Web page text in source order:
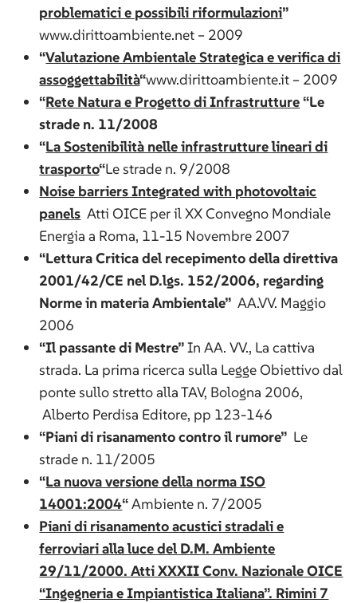
problematici e possibili riformulazioni”
www.dirittoambiente.net – 2009
“Valutazione Ambientale Strategica e verifica di
assoggettabilità“www.dirittoambiente.it – 2009
“Rete Natura e Progetto di Infrastrutture “Le
strade n. 11/2008
“La Sostenibilità nelle infrastrutture lineari di
trasporto“Le strade n. 9/2008
Noise barriers Integrated with photovoltaic
panels Atti OICE per il XX Convegno Mondiale
Energia a Roma, 11-15 Novembre 2007
“Lettura Critica del recepimento della direttiva
2001/42/CE nel D.lgs. 152/2006, regarding
Norme in materia Ambientale”AA.VV. Maggio
2006
“Il passante di Mestre”In AA. VV., La cattiva
strada. La prima ricerca sulla Legge Obiettivo dal
ponte sullo stretto alla TAV, Bologna 2006,
Alberto Perdisa Editore, pp 123-146
“Piani di risanamento contro il rumore” Le
strade n. 11/2005
“La nuova versione della norma ISO
14001:2004“Ambiente n. 7/2005
Piani di risanamento acustici stradali e
ferroviari alla luce del D.M. Ambiente
29/11/2000. Atti XXXII Conv. Nazionale OICE
“Ingegneria e Impiantistica Italiana”. Rimini 7